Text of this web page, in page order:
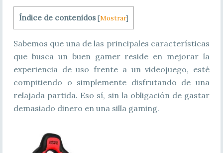
Índice de contenidos [Mostrar]
Sabemos que una de las principales características
que busca un buen gamer reside en mejorar la
experiencia de uso frente a un videojuego, esté
compitiendo o simplemente disfrutando de una
relajada partida. Eso sí, sin la obligación de gastar
demasiado dinero en una silla gaming.